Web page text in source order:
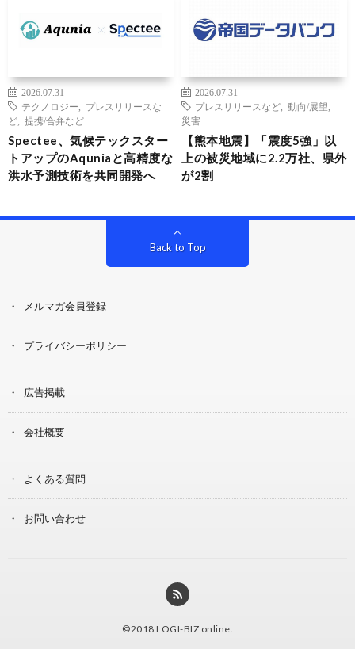
2026.07.31
テクノロジー
プレスリリースな
ど
提携/合弁など
Spectee、気候テックスター
トアップのAquniaと高精度な
洪水予測技術を共同開発へ
2026.07.31
プレスリリースなど
動向/展望
災害
【熊本地震】「震度5強」以
上の被災地域に2.2万社、県外
が2割
Back to Top
メルマガ会員登録
プライバシーポリシー
広告掲載
会社概要
よくある質問
お問い合わせ
©2018 LOGI-BIZ online